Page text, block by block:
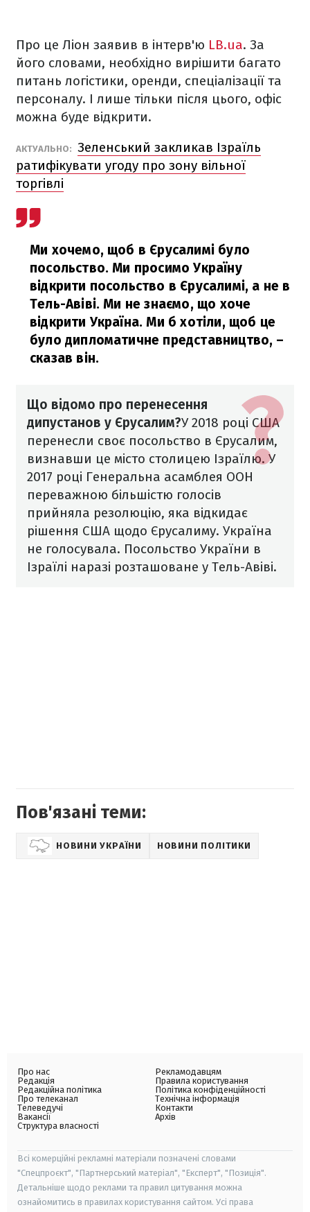
Про це Ліон заявив в інтерв'ю LB.ua. За
його словами, необхідно вирішити багато
питань логістики, оренди, спеціалізації та
персоналу. І лише тільки після цього, офіс
можна буде відкрити.
АКТУАЛЬНО: Зеленський закликав Ізраїль
ратифікувати угоду про зону вільної
торгівлі
Ми хочемо, щоб в Єрусалимі було
посольство. Ми просимо Україну
відкрити посольство в Єрусалимі, а не в
Тель-Авіві. Ми не знаємо, що хоче
відкрити Україна. Ми б хотіли, щоб це
було дипломатичне представництво, –
сказав він.
Що відомо про перенесення
дипустанов у Єрусалим?У 2018 році США
перенесли своє посольство в Єрусалим,
визнавши це місто столицею Ізраїлю. У
2017 році Генеральна асамблея ООН
переважною більшістю голосів
прийняла резолюцію, яка відкидає
рішення США щодо Єрусалиму. Україна
не голосувала. Посольство України в
Ізраїлі наразі розташоване у Тель-Авіві.
Пов'язані теми:
НОВИНИ УКРАЇНИ НОВИНИ ПОЛІТИКИ
Про нас
Редакція
Редакційна політика
Про телеканал
Телеведучі
Вакансії
Структура власності
Рекламодавцям
Правила користування
Політика конфіденційності
Технічна інформація
Контакти
Архів
Всі комерційні рекламні матеріали позначені словами
"Спецпроєкт", "Партнерський матеріал", "Експерт", "Позиція".
Детальніше щодо реклами та правил цитування можна
ознайомитись в правилах користування сайтом. Усі права